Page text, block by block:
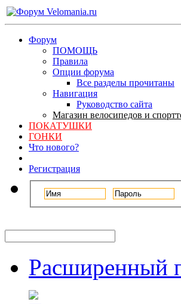
Форум
ПОМОЩЬ
Правила
Опции форума
Все разделы прочитаны
Навигация
Руководство сайта
Магазин велосипедов и
ПОКАТУШКИ
ГОНКИ
Что нового?
Регистрация
Расширенный